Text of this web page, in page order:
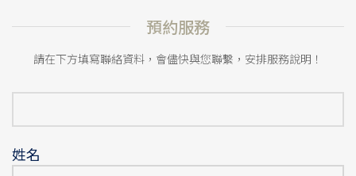
預約服務
請在下方填寫聯絡資料，會儘快與您聯繫，安排服務說明！
姓名